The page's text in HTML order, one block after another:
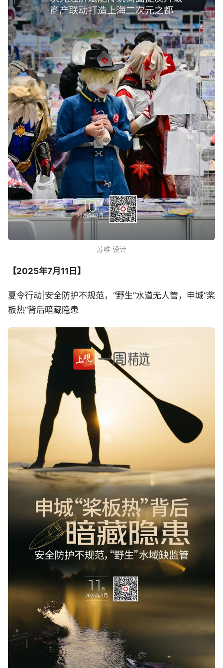
苏唯 设计
【2025年7月 11日】
夏令行动|安全防护不规范，“野生”水道无人管，申城“桨
板热”背后暗藏隐患